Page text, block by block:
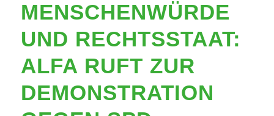
MENSCHENWÜRDE
UND RECHTSSTAAT:
ALFA RUFT ZUR
DEMONSTRATION